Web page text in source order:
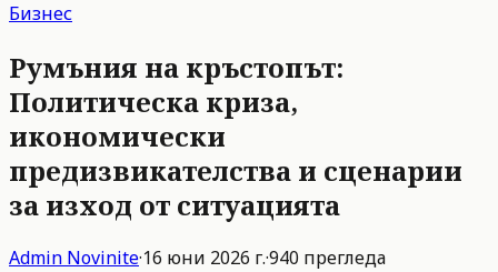
Бизнес
Румъния на кръстопът:
Политическа криза,
икономически
предизвикателства и сценарии
за изход от ситуацията
Admin Novinite·16 юни 2026 г.·940 прегледа